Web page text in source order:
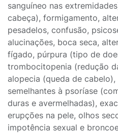
sanguíneo nas
cabeça), formigamento,
pesadelos, confusão,
alucinações, boca seca,
fígado, púrpura (tipo de
trombocitopenia (redução
alopecia (queda de cabelo),
semelhantes à psoríase
duras e avermelhadas),
erupções na pele, olhos
impotência sexual e